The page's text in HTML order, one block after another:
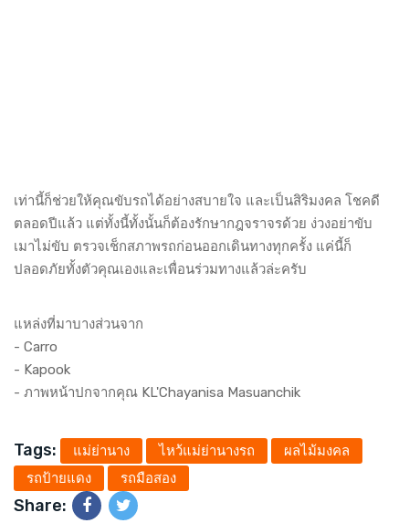
เท่านี้ก็ช่วยให้คุณขับรถได้อย่างสบายใจ และเป็นสิริมงคล โชคดี
ตลอดปีแล้ว แต่ทั้งนี้ทั้งนั้นก็ต้องรักษากฎจราจรด้วย ง่วงอย่าขับ
เมาไม่ขับ ตรวจเช็กสภาพรถก่อนออกเดินทางทุกครั้ง แค่นี้ก็
ปลอดภัยทั้งตัวคุณเองและเพื่อนร่วมทางแล้วล่ะครับ
แหล่งที่มาบางส่วนจาก
- Carro
- Kapook
- ภาพหน้าปกจากคุณ KL'Chayanisa Masuanchik
Tags: แม่ย่านาง ไหว้แม่ย่านางรถ
ผลไม้มงคล
รถป้ายแดง
รถมือสอง
Share: